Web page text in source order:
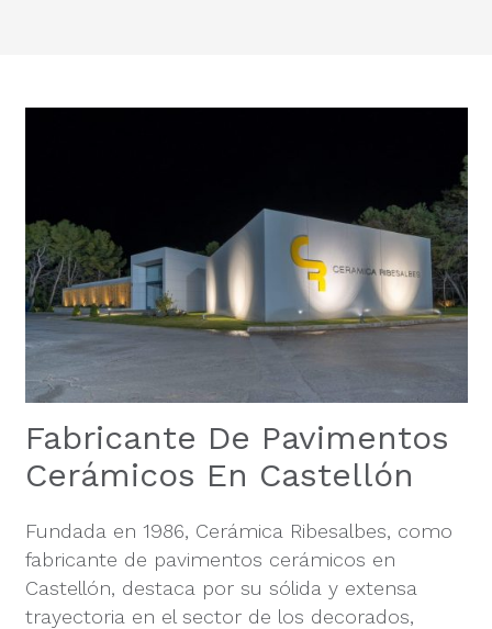
Fabricante De Pavimentos
Cerámicos En Castellón
Fundada en 1986, Cerámica Ribesalbes, como
fabricante de pavimentos cerámicos en
Castellón, destaca por su sólida y extensa
trayectoria en el sector de los decorados,